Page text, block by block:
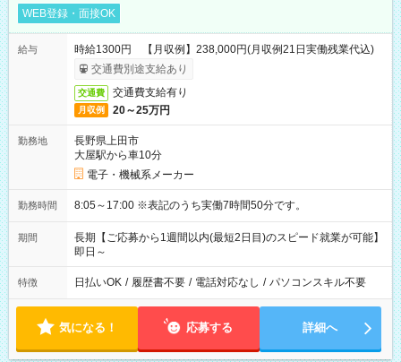
WEB登録・面接OK
給与
時給1300円 【月収例】238,000円(月収例21日実働残業代込)
交通費別途支給あり
交通費 交通費支給有り
月収例 20～25万円
勤務地
長野県上田市
大屋駅から車10分
電子・機械系メーカー
勤務時間 8:05～17:00 ※表記のうち実働7時間50分です。
期間
長期【ご応募から1週間以内(最短2日目)のスピード就業が可能】
即日～
特徴 日払いOK / 履歴書不要 / 電話対応なし / パソコンスキル不要
気になる！ 応募する 詳細へ